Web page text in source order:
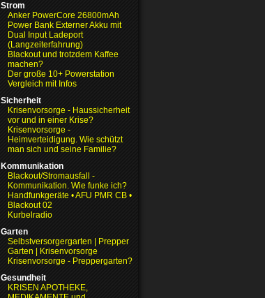
Strom
Anker PowerCore 26800mAh
Power Bank Externer Akku mit
Dual Input Ladeport
(Langzeiterfahrung)
Blackout und trotzdem Kaffee
machen?
Der große 10+ Powerstation
Vergleich mit Infos
Sicherheit
Krisenvorsorge - Haussicherheit
vor und in einer Krise?
Krisenvorsorge -
Heimverteidigung. Wie schützt
man sich und seine Familie?
Kommunikation
Blackout/Stromausfall -
Kommunikation. Wie funke ich?
Handfunkgeräte • AFU PMR CB •
Blackout 02
Kurbelradio
Garten
Selbstversorgergarten | Prepper
Garten | Krisenvorsorge
Krisenvorsorge - Preppergarten?
Gesundheit
KRISEN APOTHEKE,